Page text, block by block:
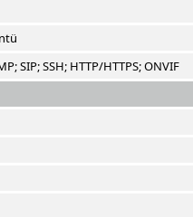
SIP; SSH; HTTP/HTTPS; ONVIF